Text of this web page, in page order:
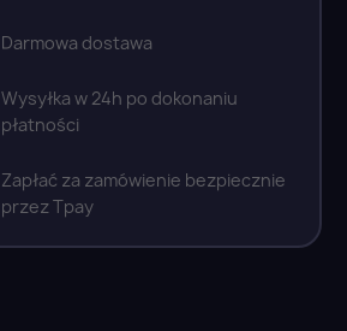
Darmowa dostawa
Wysyłka w 24h po dokonaniu
płatności
Zapłać za zamówienie bezpiecznie
przez Tpay